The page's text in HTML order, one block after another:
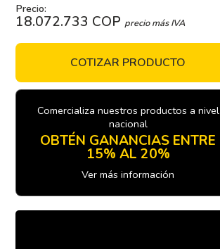
Precio:
18.072.733 COPprecio más IVA
COTIZAR PRODUCTO
Comercializa nuestros productos a nivel
nacional
OBTÉN GANANCIAS ENTRE
15% AL 20%
Ver más información